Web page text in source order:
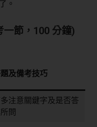
。
一節，100 分鐘)
及備考技巧
注意關鍵字及是否答
問